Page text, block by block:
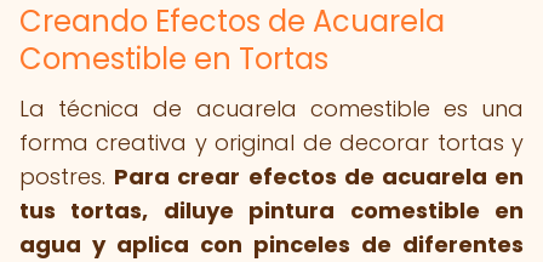
Creando Efectos de Acuarela
Comestible en Tortas
La técnica de acuarela comestible es una
forma creativa y original de decorar tortas y
postres. Para crear efectos de acuarela en
tus tortas, diluye pintura comestible en
agua y aplica con pinceles de diferentes